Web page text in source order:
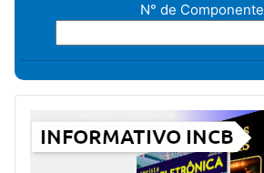
N° de Componente